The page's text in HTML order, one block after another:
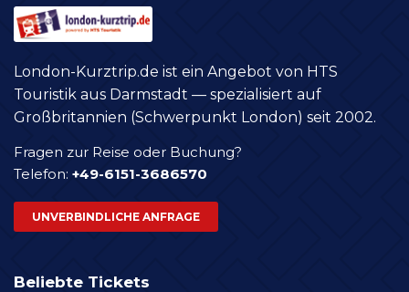
London-Kurztrip.de ist ein Angebot von HTS
Touristik aus Darmstadt — spezialisiert auf
Großbritannien (Schwerpunkt London) seit 2002.
Fragen zur Reise oder Buchung?
Telefon: +49-6151-3686570
UNVERBINDLICHE ANFRAGE
Beliebte Tickets